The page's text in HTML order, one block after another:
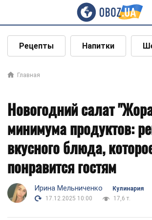
Рецепты Напитки
Главная
Новогодний салат
минимума продуктов:
вкусного блюда,
понравится гостям
Ирина Мельниченко
Кулинария
17.12.2025 10:00
17,6 т.